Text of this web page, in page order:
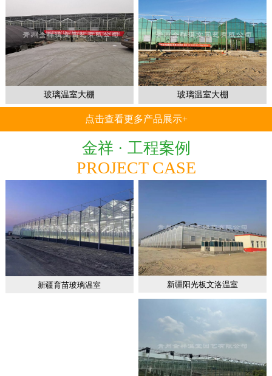
玻璃温室大棚 玻璃温室大棚
点击查看更多产品展示+
金祥 · 工程案例
PROJECT CASE
新疆育苗玻璃温室 新疆阳光板文洛温室